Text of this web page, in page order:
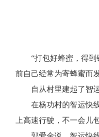
“打包好蜂蜜，得
前自己经常为寄蜂蜜而发
自从村里建起了智
在杨功村的智运快
上高速行驶，不一会儿